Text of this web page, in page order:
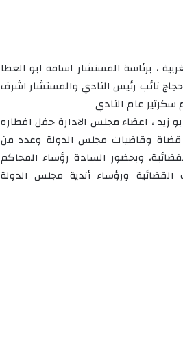
، برئاسة المستشار اسامه ابو العطا
نائب رئيس النادي والمستشار اشرف
عام النادي
زيد ، اعضاء مجلس الادارة حفل افطاره
وقاضيات مجلس الدولة وعدد من
وبحضور السادة رؤساء المحاكم
ورؤساء أندية مجلس الدولة